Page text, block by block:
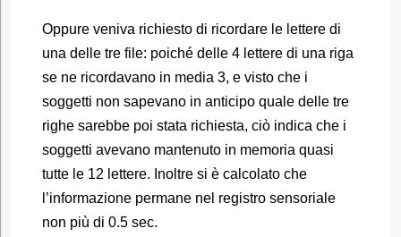
Oppure veniva richiesto di ricordare le lettere di
una delle tre file: poiché delle 4 lettere di una riga
se ne ricordavano in media 3, e visto che i
soggetti non sapevano in anticipo quale delle tre
righe sarebbe poi stata richiesta, ciò indica che i
soggetti avevano mantenuto in memoria quasi
tutte le 12 lettere. Inoltre si è calcolato che
l’informazione permane nel registro sensoriale
non più di 0.5 sec.